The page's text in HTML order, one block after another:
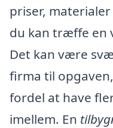
priser,
du kan træffe en
Det kan være
firma til
fordel at have
imellem. En